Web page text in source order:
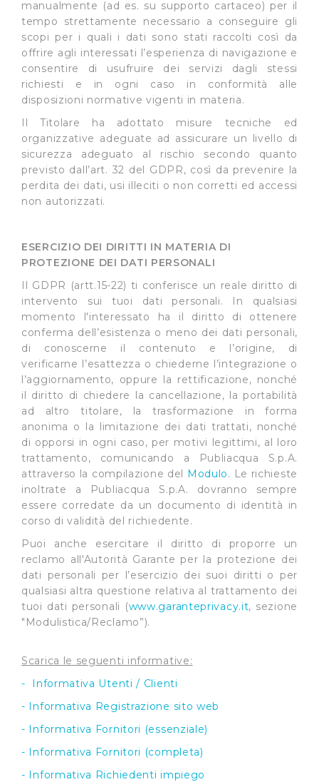
protette. In linea con le preferenze manifestate
dall’Utente e con i consensi dallo stesso prestati, i
cookie possono essere inoltre utilizzati per analizzare il
traffico sul nostro sito web, per personalizzare
contenuti ed annunci e per fornire funzionalità dei social
media, condividendo informazioni sul modo in cui
l’Utente utilizza il nostro sito con i nostri partner. Tali
soggetti, che si occupano di analisi dei dati web,
pubblicità e social media, potrebbero combinare le
informazioni ricevute con altre informazioni che l’Utente
ha fornito loro o che hanno raccolto dal suo utilizzo dei
loro servizi.
memorizzare tutti i cookie sul dispositivo per le finalità
Cliccando su "Personalizza" l’Utente può gestire
direttamente le proprie preferenze selezionando i
singoli cookie desiderati e le terze parti destinatarie
della condivisione di informazioni sopra indicata.
Cliccando su "Rifiuta" o sulla "X" posizionata in alto a
destra in questo banner l’Utente rifiuta tutti i cookie con
la sola eccezione dei cookie tecnici. La chiusura del
presente banner comporta il permanere delle
impostazioni di default e dunque la continuazione della
navigazione in assenza di cookie o altri sistemi di
tracciamento ad esclusione di quelli tecnici
indispensabili per una corretta visualizzazione della
pagina.
manualmente (ad es. su supporto cartaceo) per il
tempo strettamente necessario a conseguire gli
scopi per i quali i dati sono stati raccolti così da
offrire agli interessati l’esperienza di navigazione e
consentire di usufruire dei servizi dagli stessi
richiesti e in ogni caso in conformità alle
disposizioni normative vigenti in materia.
Il Titolare ha adottato misure tecniche ed
organizzative adeguate ad assicurare un livello di
sicurezza adeguato al rischio secondo quanto
previsto dall’art. 32 del GDPR, così da prevenire la
perdita dei dati, usi illeciti o non corretti ed accessi
non autorizzati.
ESERCIZIO DEI DIRITTI IN MATERIA DI
PROTEZIONE DEI DATI PERSONALI
Il GDPR (artt.15-22) ti conferisce un reale diritto di
intervento sui tuoi dati personali. In qualsiasi
momento l'interessato ha il diritto di ottenere
conferma dell’esistenza o meno dei dati personali,
di conoscerne il contenuto e l’origine, di
verificarne l’esattezza o chiederne l’integrazione o
l’aggiornamento, oppure la rettificazione, nonché
il diritto di chiedere la cancellazione, la portabilità
ad altro titolare, la trasformazione in forma
anonima o la limitazione dei dati trattati, nonché
di opporsi in ogni caso, per motivi legittimi, al loro
trattamento, comunicando a Publiacqua S.p.A.
attraverso la compilazione del Modulo. Le richieste
inoltrate a Publiacqua S.p.A. dovranno sempre
essere corredate da un documento di identità in
corso di validità del richiedente.
Puoi anche esercitare il diritto di proporre un
reclamo all'Autorità Garante per la protezione dei
dati personali per l’esercizio dei suoi diritti o per
qualsiasi altra questione relativa al trattamento dei
tuoi dati personali (www.garanteprivacy.it, sezione
"Modulistica/Reclamo”).
Scarica le seguenti informative:
- Informativa Utenti / Clienti
- Informativa Registrazione sito web
- Informativa Fornitori (essenziale)
- Informativa Fornitori (completa)
- Informativa Richiedenti impiego